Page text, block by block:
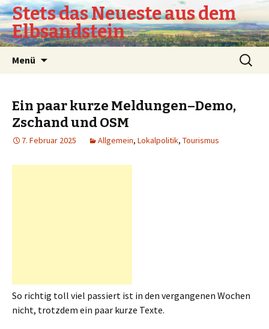
Stets das Neueste aus dem
Elbsandstein
Menü
Suchen
nach:
Ein paar kurze Meldungen–Demo,
Zschand und OSM
7. Februar 2025 Allgemein, Lokalpolitik, Tourismus
So richtig toll viel passiert ist in den vergangenen Wochen
nicht, trotzdem ein paar kurze Texte.